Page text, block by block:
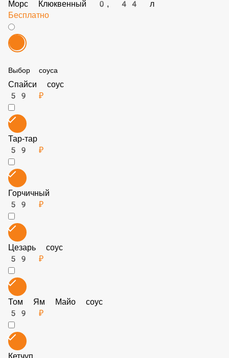
Бесплатно
Выбор соуса
Спайси соус
59 ₽
Тар-тар
59 ₽
Горчичный
59 ₽
Цезарь соус